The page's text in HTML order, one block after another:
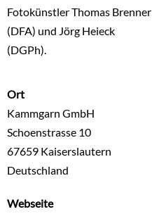
Fotokünstler Thomas Brenner
(DFA) und Jörg Heieck
(DGPh).
Ort
Kammgarn GmbH
Schoenstrasse 10
67659 Kaiserslautern
Deutschland
Webseite